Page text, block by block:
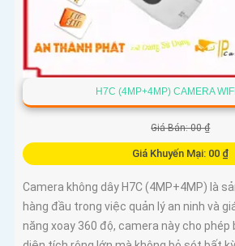
H7C (4MP+4MP) CAMERA
Giá Bán: 00 ₫
Giá Khuyến Mại: 00 ₫
Camera không dây H7C (4MP+4MP) là
hàng đầu trong việc quản lý an ninh và
năng xoay 360 độ, camera này cho